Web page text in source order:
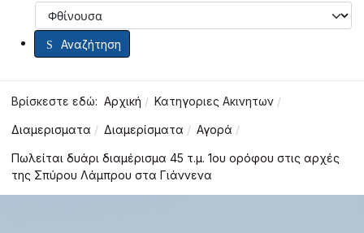
Αναζήτηση
Βρίσκεστε εδώ: Αρχική Κατηγοριες Ακινητων
Διαμερισματα Διαμερίσματα Αγορά
Πωλείται δυάρι διαμέρισμα 45 τ.μ. 1ου ορόφου στις αρχές
της Σπύρου Λάμπρου στα Γιάννενα